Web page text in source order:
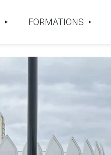
FORMATIONS